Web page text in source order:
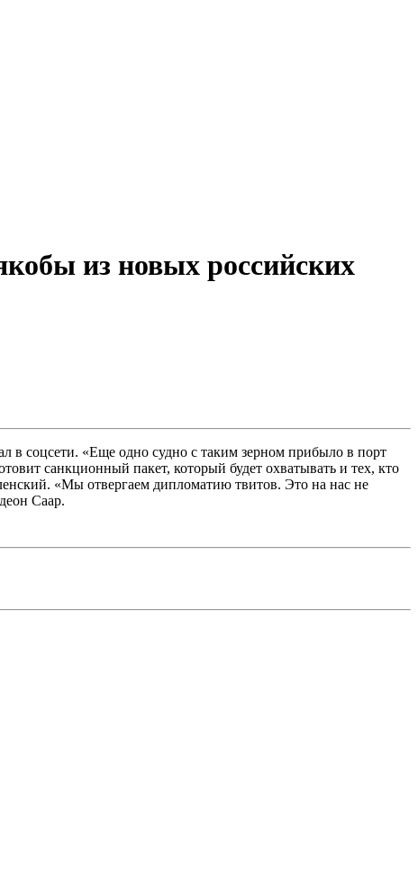
из новых российских
в соцсети. «Еще одно судно с таким зерном прибыло в порт
санкционный пакет, который будет охватывать и тех, кто
«Мы отвергаем дипломатию твитов. Это на нас не
Саар.